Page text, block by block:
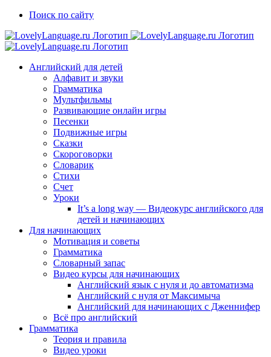
Skip
content
TelegramПоиск по сайту
Английский для детей
Алфавит и звуки
Грамматика
Мультфильмы
Развивающие онлайн игры
Песенки
Подвижные игры
Сказки
Скороговорки
Словарик
Стихи
Счет
Уроки
It’s a long way — Видеокурс английского для
детей и начинающих
Для начинающих
Мотивация и советы
Грамматика
Словарный запас
Видео курсы для начинающих
Английский язык с нуля и до автоматизма
Английский с нуля от Максимыча
Английский для начинающих с Дженнифер
Всё про английский
Грамматика
Теория и правила
Видео уроки